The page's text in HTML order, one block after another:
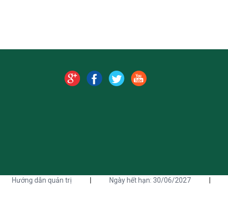
Hướng dẫn quản trị | Ngày hết hạn: 30/06/2027 |